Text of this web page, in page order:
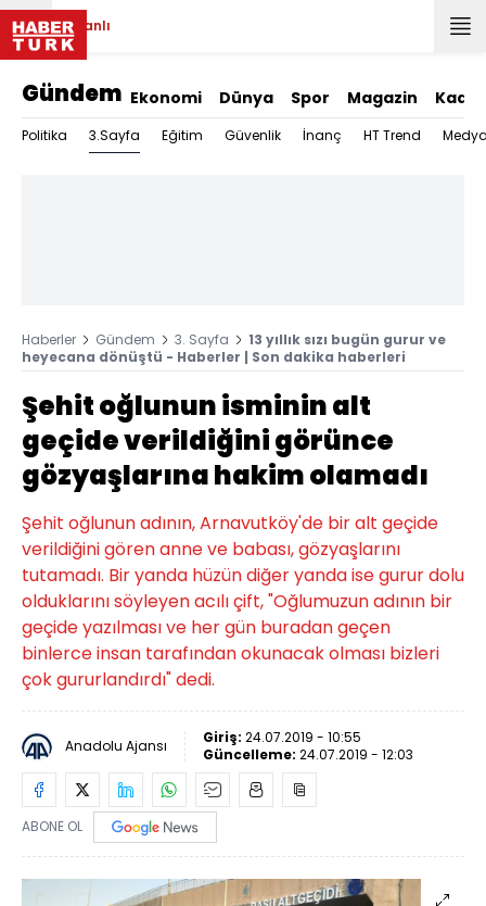
Canlı
Gündem Ekonomi Dünya Spor Magazin Kadın
Politika 3.Sayfa Eğitim Güvenlik İnanç HT Trend
Haberler Gündem 3. Sayfa
13 yıllık sızı bugün gurur ve
heyecana dönüştü - Haberler | Son dakika haberleri
Şehit oğlunun isminin alt
geçide verildiğini görünce
gözyaşlarına hakim olamadı
Şehit oğlunun adının, Arnavutköy'de bir alt geçide
verildiğini gören anne ve babası, gözyaşlarını
tutamadı. Bir yanda hüzün diğer yanda ise gurur dolu
olduklarını söyleyen acılı çift, "Oğlumuzun adının bir
geçide yazılması ve her gün buradan geçen
binlerce insan tarafından okunacak olması bizleri
çok gururlandırdı" dedi.
Anadolu Ajansı Giriş: 24.07.2019 - 10:55
Güncelleme: 24.07.2019 - 12:03
ABONE OL